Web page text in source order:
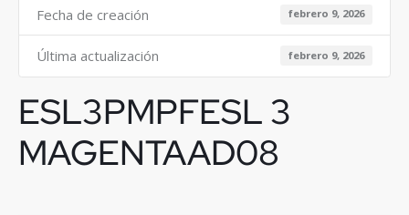
Fecha de creación febrero 9, 2026
Última actualización febrero 9, 2026
ESL3PMPFESL 3
MAGENTAAD08